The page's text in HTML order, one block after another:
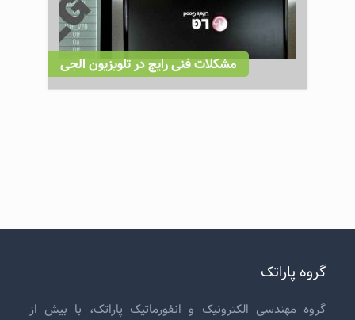
مشکلات فنی رایج در تلویزیون الجی
گروه پاراتک
گروه مهندسی الکترونیک و انفورماتیک پاراتک، با بیش از